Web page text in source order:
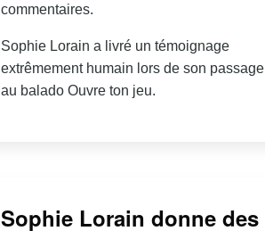
commentaires.
Sophie Lorain a livré un témoignage
extrêmement humain lors de son passage
au balado Ouvre ton jeu.
Sophie Lorain donne des